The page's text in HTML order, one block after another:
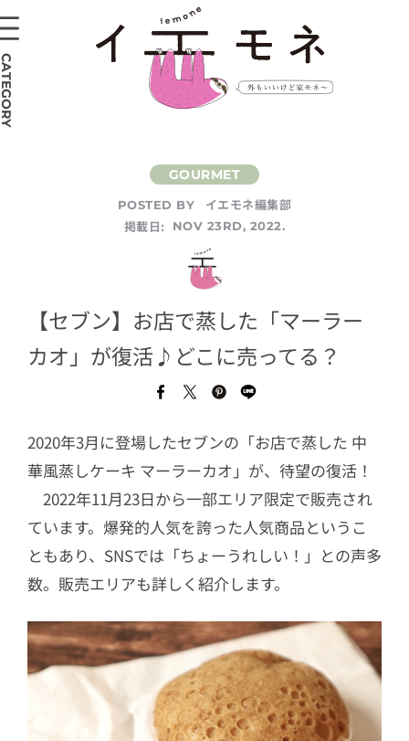
POSTED BY
イエモネ編集部
掲載日:
NOV 23RD, 2022.
【セブン】お店で蒸した「マーラー
カオ」が復活♪どこに売ってる？
2020年3月に登場したセブンの「お店で蒸した 中
華風蒸しケーキ マーラーカオ」が、待望の復活！
2022年11月23日から一部エリア限定で販売され
ています。爆発的人気を誇った人気商品というこ
ともあり、SNSでは「ちょーうれしい！」との声多
数。販売エリアも詳しく紹介します。